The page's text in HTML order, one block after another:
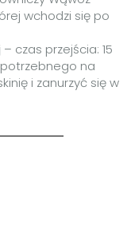
wchodzi się po
– czas przejścia: 15
na
i zanurzyć się w